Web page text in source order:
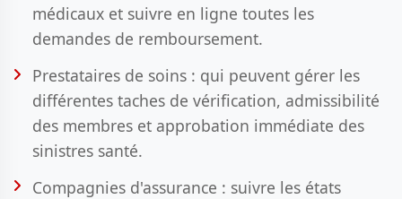
médicaux et suivre en ligne toutes les
demandes de remboursement.
Prestataires de soins : qui peuvent gérer les
différentes taches de vérification, admissibilité
des membres et approbation immédiate des
sinistres santé.
Compagnies d'assurance : suivre les états